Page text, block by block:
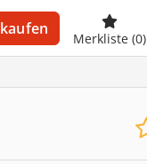
Merkliste (0)